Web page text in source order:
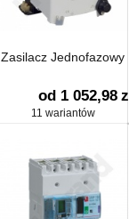
Zasilacz Jednofazowy
od 1 052,98 zł
11 wariantów